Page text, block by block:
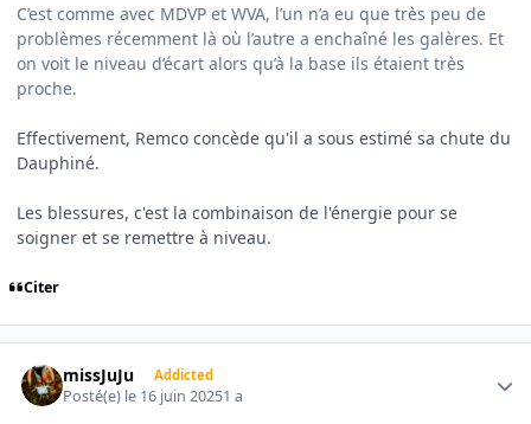
C’est comme avec MDVP et WVA, l’un n’a eu que très peu de
problèmes récemment là où l’autre a enchaîné les galères. Et
on voit le niveau d’écart alors qu’à la base ils étaient très
proche.
Effectivement, Remco concède qu'il a sous estimé sa chute du
Dauphiné.
Les blessures, c'est la combinaison de l'énergie pour se
soigner et se remettre à niveau.
Citer
missJuJu Addicted
Posté(e) le 16 juin 20251 a